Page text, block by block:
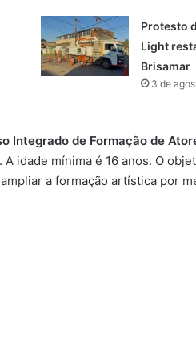
Protesto
Light
Brisamar
3 de
Integrado de Formação de
idade mínima é 16 anos. O
a formação artística por